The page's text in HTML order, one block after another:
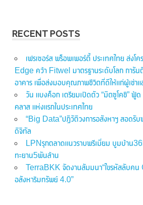
RECENT POSTS
เฟรเซอร์ส พร็อพเพอร์ตี้ ประเทศไทย ส่ง
Edge คว้า Fitwel มาตรฐานระดับโลก การัน
อาคาร เพื่อส่งมอบคุณภาพชีวิตที่ดีให้แก่ผู้เช่าแ
วัน แบงค็อก เตรียมเปิดตัว “มิตซูโคชิ” ฟู้ด
คลาส แห่งแรกในประเทศไทย
“Big Data”ปฏิวัติวงการอสังหาฯ สอดรั
ดิจิทัล
LPNรุกตลาดแนวราบพรีเมี่ยม บูมบ้าน
ทะยาน5พันล้าน
TerraBKK จัดงานสัมมนา“ไขรหัสลับคน
อสังหาริมทรัพย์ 4.0”